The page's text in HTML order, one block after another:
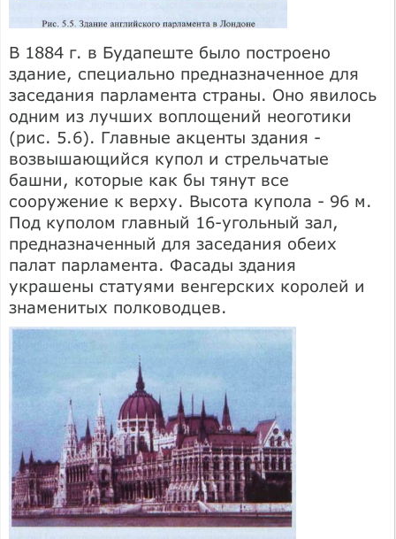
В 1884 г. в Будапеште было построено
здание, специально предназначенное для
заседания парламента страны. Оно явилось
одним из лучших воплощений неоготики
(рис. 5.6). Главные акценты здания -
возвышающийся купол и стрельчатые
башни, которые как бы тянут все
сооружение к верху. Высота купола - 96 м.
Под куполом главный 16-угольный зал,
предназначенный для заседания обеих
палат парламента. Фасады здания
украшены статуями венгерских королей и
знаменитых полководцев.